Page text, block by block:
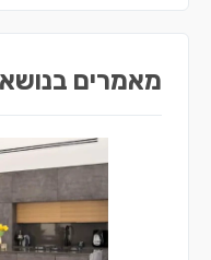
מעצבי פנים במעלה
מאמרים בנושא